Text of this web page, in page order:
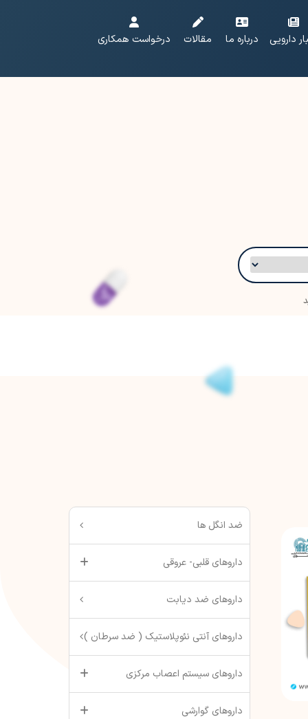
دارویی درباره ما مقالات درخواست همکاری
ضد انگل ها
داروهای قلبی- عروقی
داروهای ضد دیابت
داروهای آنتی نئوپلاستیک ( ضد سرطان )
داروهای سیستم اعصاب مرکزی
داروهای گوارشی